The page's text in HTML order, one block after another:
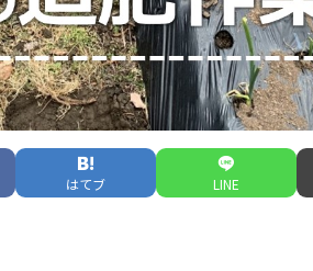
はてブ LINE